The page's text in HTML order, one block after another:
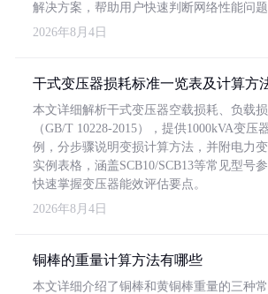
解决方案，帮助用户快速判断网络性能问题
2026年8月4日
干式变压器损耗标准一览表及计算方
本文详细解析干式变压器空载损耗、负载
（GB/T 10228-2015），提供1000kVA变压
例，分步骤说明变损计算方法，并附电力
实例表格，涵盖SCB10/SCB13等常见型号
快速掌握变压器能效评估要点。
2026年8月4日
铜棒的重量计算方法有哪些
本文详细介绍了铜棒和黄铜棒重量的三种